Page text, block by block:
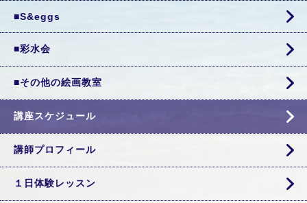
■S&eggs
■彩水会
■その他の絵画教室
講座スケジュール
講師プロフィール
１日体験レッスン